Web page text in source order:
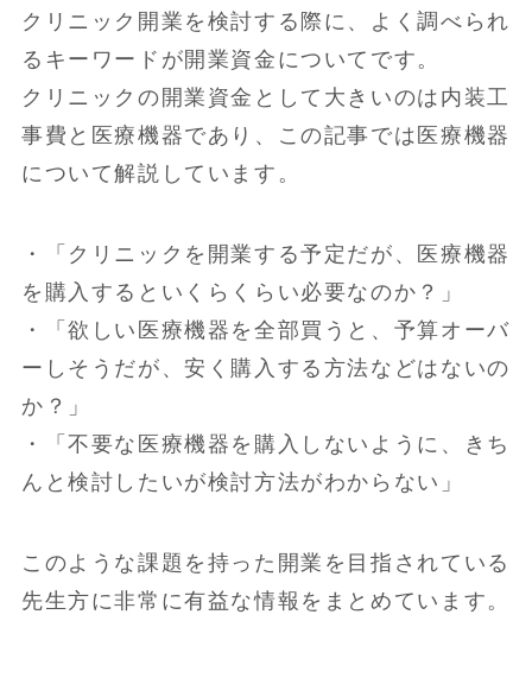
クリニック開業を検討する際に、よく調べられ
るキーワードが開業資金についてです。
クリニックの開業資金として大きいのは内装工
事費と医療機器であり、この記事では医療機器
について解説しています。
・「クリニックを開業する予定だが、医療機器
を購入するといくらくらい必要なのか？」
・「欲しい医療機器を全部買うと、予算オーバ
ーしそうだが、安く購入する方法などはないの
か？」
・「不要な医療機器を購入しないように、きち
んと検討したいが検討方法がわからない」
このような課題を持った開業を目指されている
先生方に非常に有益な情報をまとめています。